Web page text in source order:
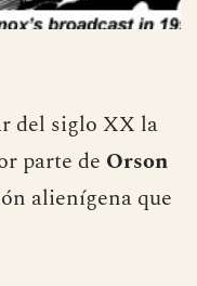
del siglo XX la
parte de Orson
alienígena que